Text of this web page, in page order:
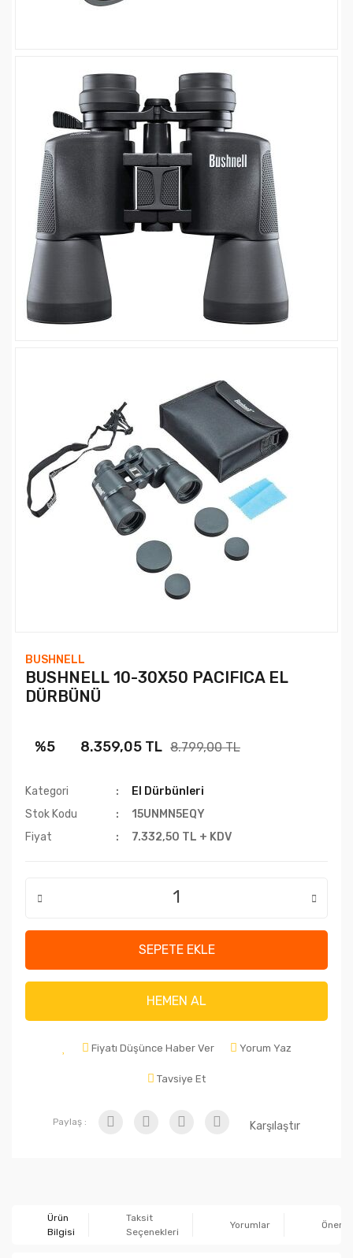
BUSHNELL
BUSHNELL 10-30X50 PACIFICA EL
DÜRBÜNÜ
%5 8.359,05 TL 8.799,00 TL
Kategori
El Dürbünleri
Stok Kodu
15UNMN5EQY
Fiyat
7.332,50 TL + KDV
SEPETE EKLE
HEMEN AL
Fiyatı Düşünce Haber Ver Yorum Yaz
Tavsiye Et
Paylaş : Karşılaştır
Ürün
Bilgisi
Taksit
Seçenekleri
Yorumlar